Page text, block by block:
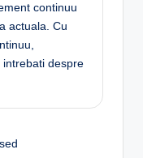
continuu
actuala. Cu
intrebati despre